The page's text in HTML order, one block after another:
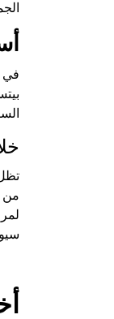
في
من